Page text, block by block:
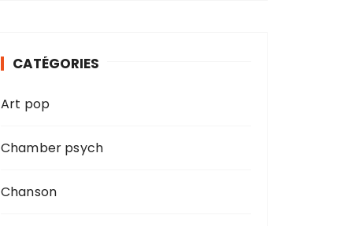
CATÉGORIES
Art pop
Chamber psych
Chanson